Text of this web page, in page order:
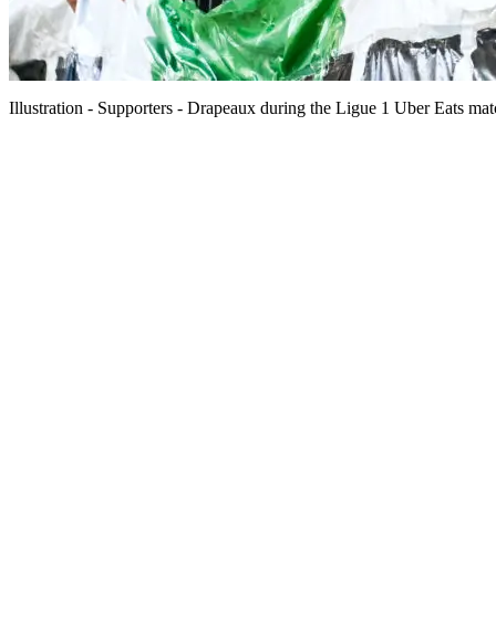
Illustration - Supporters - Drapeaux during the Ligue 1 Uber Eats